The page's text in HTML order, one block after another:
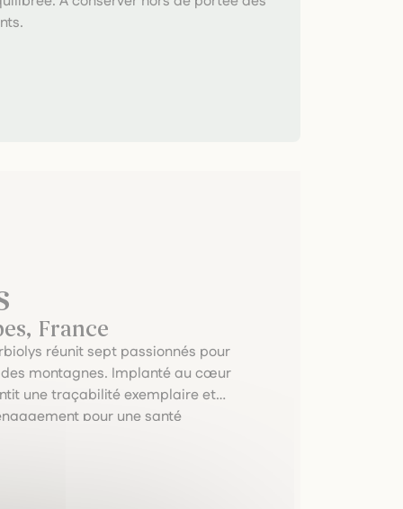
France
réunit sept passionnés pour
montagnes. Implanté au cœur
une traçabilité exemplaire et
pour une santé